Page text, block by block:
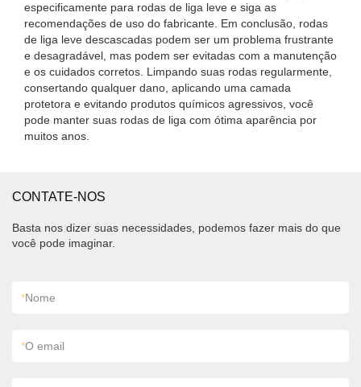
especificamente para rodas de liga leve e siga as
recomendações de uso do fabricante. Em conclusão, rodas
de liga leve descascadas podem ser um problema frustrante
e desagradável, mas podem ser evitadas com a manutenção
e os cuidados corretos. Limpando suas rodas regularmente,
consertando qualquer dano, aplicando uma camada
protetora e evitando produtos químicos agressivos, você
pode manter suas rodas de liga com ótima aparência por
muitos anos.
CONTATE-NOS
Basta nos dizer suas necessidades, podemos fazer mais do que
você pode imaginar.
*Nome
*O email